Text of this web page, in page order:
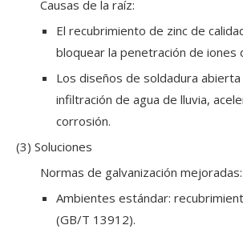
Causas de la raíz:
El recubrimiento de zinc de
bloquear la penetración de iones
Los diseños de soldadura
infiltración de agua de lluvia,
corrosión.
(3) Soluciones
Normas de galvanización mejoradas:
Ambientes estándar:
(GB/T 13912).